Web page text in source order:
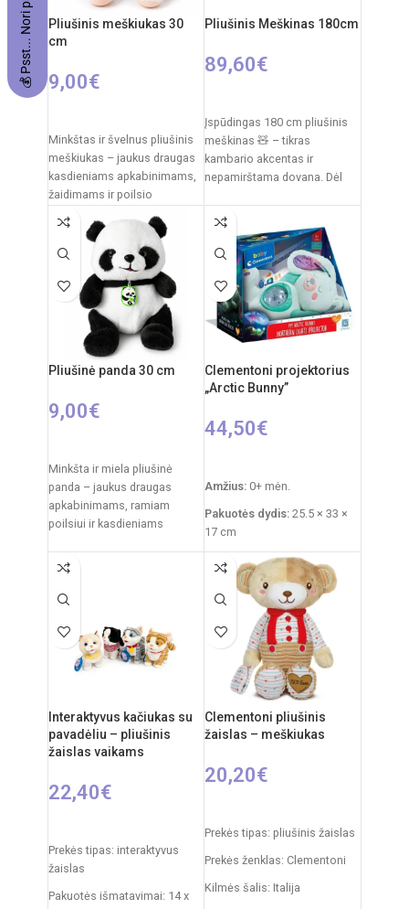
Pliušinis meškiukas 30
cm
9,00€
Minkštas ir švelnus pliušinis
meškiukas – jaukus draugas
kasdieniams apkabinimams,
žaidimams ir poilsio
akimirkoms. Klasikinis
dizainas su dekoratyviniu
kaspinėliu suteikia
Pliušinis Meškinas 180cm
89,60€
Įspūdingas 180 cm pliušinis
meškinas 🧸 – tikras
kambario akcentas ir
nepamirštama dovana. Dėl
Pliušinė panda 30 cm
9,00€
Minkšta ir miela pliušinė
panda – jaukus draugas
apkabinimams, ramiam
poilsiui ir kasdieniams
baltas pandos dizainas,
Clementoni projektorius
„Arctic Bunny”
44,50€
Amžius: 0+ mėn.
Pakuotės dydis: 25.5 × 33 ×
17 cm
Prekės svoris:760 g
Funkcijos:
šviesų
projektorius, melodijos,
baltasis triukšmas
Medžiagos:pliušas,
plastikas
Priežiūra:pliušas skalbiamas
išimant vidinį modulį
Kilmės šalis: Italija /
Interaktyvus kačiukas su
pavadėliu – pliušinis
žaislas vaikams
22,40€
Prekės tipas: interaktyvus
žaislas
Pakuotės išmatavimai: 14 x
Clementoni pliušinis
žaislas – meškiukas
20,20€
Prekės tipas: pliušinis žaislas
Prekės ženklas: Clementoni
Kilmės šalis: Italija
💰 Psst... Nori prizo?